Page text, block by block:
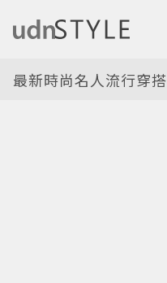
最新時尚名人流行穿搭